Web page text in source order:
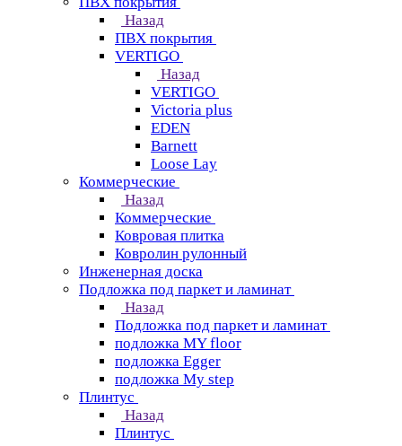
Назад
ПВХ покрытия
VERTIGO
Назад
VERTIGO
Victoria plus
EDEN
Barnett
Loose Lay
Коммерческие
Назад
Коммерческие
Ковровая плитка
Ковролин рулонный
Инженерная доска
Подложка под паркет и ламинат
Назад
Подложка под паркет и ламинат
подложка MY floor
подложка Egger
подложка My step
Плинтус
Назад
Плинтус